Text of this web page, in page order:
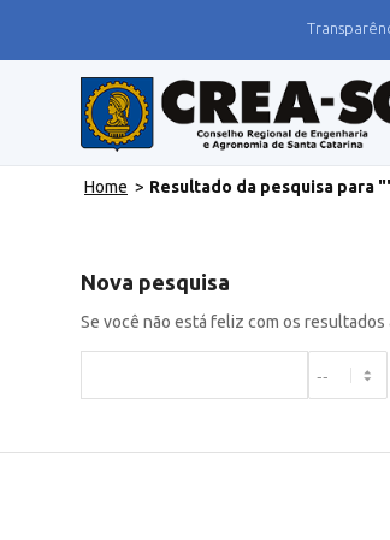
Home > Resultado da pesquisa para
Nova pesquisa
Se você não está feliz com os